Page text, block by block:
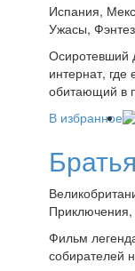
Испания,
Ужасы,
Осиротевший
интернат, где
обитающий в
В избранное
Фильм
собирателей